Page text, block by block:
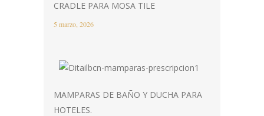
CRADLE PARA MOSA TILE
5 marzo, 2026
MAMPARAS DE BAÑO Y DUCHA PARA
HOTELES.